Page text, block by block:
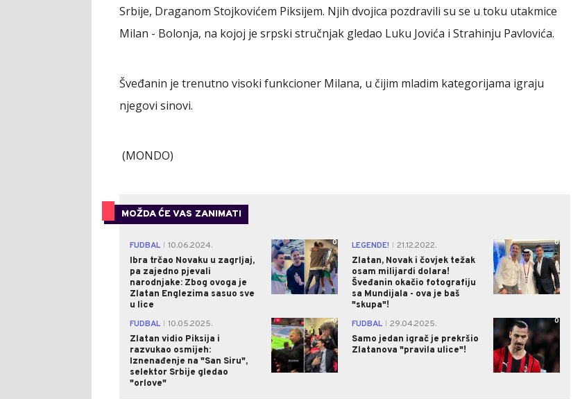
Srbije, Draganom Stojkovićem Piksijem. Njih dvojica pozdravili su se u toku utakmice
Milan - Bolonja, na kojoj je srpski stručnjak gledao Luku Jovića i Strahinju Pavlovića.
Šveđanin je trenutno visoki funkcioner Milana, u čijim mladim kategorijama igraju
njegovi sinovi.
(MONDO)
MOŽDA ĆE VAS ZANIMATI
FUDBAL
10.06.2024.
Ibra trčao Novaku u zagrljaj,
pa zajedno pjevali
narodnjake: Zbog ovoga je
Zlatan Englezima sasuo sve
u lice
0 LEGENDE!
21.12.2022.
Zlatan, Novak i čovjek težak
osam milijardi dolara!
Šveđanin okačio fotografiju
sa Mundijala - ova je baš
"skupa"!
0
FUDBAL
10.05.2025.
Zlatan vidio Piksija i
razvukao osmijeh:
Iznenađenje na "San Siru",
selektor Srbije gledao
"orlove"
0 FUDBAL
29.04.2025.
Samo jedan igrač je prekršio
Zlatanova "pravila ulice"!
0